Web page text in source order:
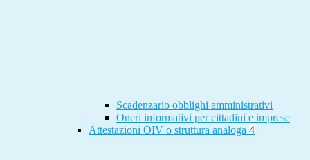
Scadenzario obblighi amministrativi
Oneri informativi per cittadini e imprese
Attestazioni OIV o struttura analoga 4